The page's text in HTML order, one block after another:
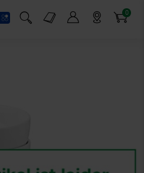
Suchfeld einblenden
Markt-Angebote 0
Artikel